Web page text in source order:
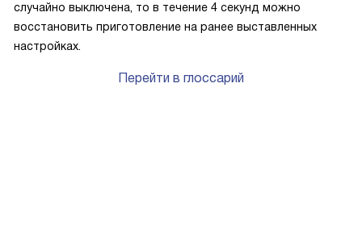
случайно выключена, то в течение 4 секунд можно
восстановить приготовление на ранее выставленных
настройках.
Перейти в глоссарий